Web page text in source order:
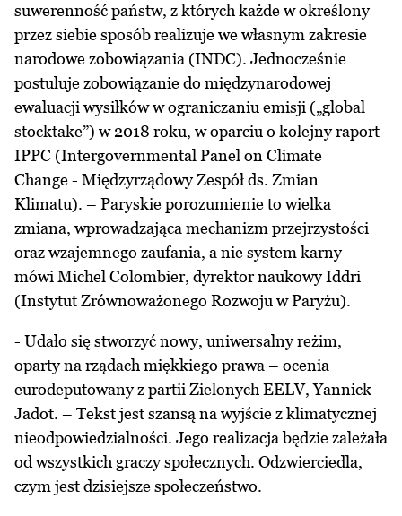
suwerenność państw, z których każde w określony
przez siebie sposób realizuje we własnym zakresie
narodowe zobowiązania (INDC). Jednocześnie
postuluje zobowiązanie do międzynarodowej
ewaluacji wysiłków w ograniczaniu emisji („global
stocktake”) w 2018 roku, w oparciu o kolejny raport
IPPC (Intergovernmental Panel on Climate
Change - Międzyrządowy Zespół ds. Zmian
Klimatu). – Paryskie porozumienie to wielka
zmiana, wprowadzająca mechanizm przejrzystości
oraz wzajemnego zaufania, a nie system karny –
mówi Michel Colombier, dyrektor naukowy Iddri
(Instytut Zrównoważonego Rozwoju w Paryżu).
- Udało się stworzyć nowy, uniwersalny reżim,
oparty na rządach miękkiego prawa – ocenia
eurodeputowany z partii Zielonych EELV, Yannick
Jadot. – Tekst jest szansą na wyjście z klimatycznej
nieodpowiedzialności. Jego realizacja będzie zależała
od wszystkich graczy społecznych. Odzwierciedla,
czym jest dzisiejsze społeczeństwo.